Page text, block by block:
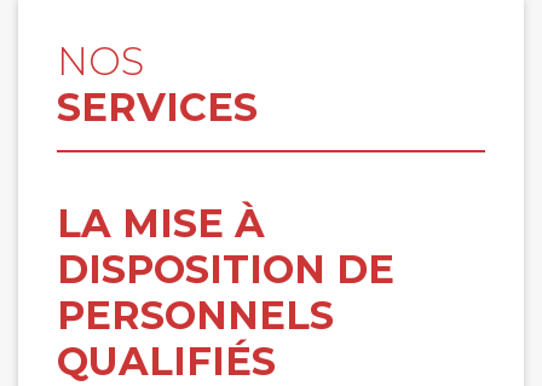
NOS
SERVICES
LA MISE À
DISPOSITION DE
PERSONNELS
QUALIFIÉS